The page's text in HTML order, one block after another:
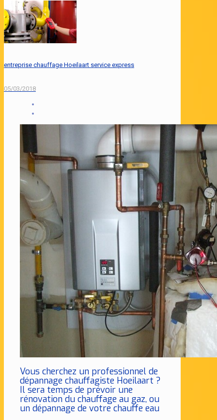
entreprise chauffage Hoeilaart service express
05/03/2018
Vous cherchez un professionnel de
dépannage chauffagiste Hoeilaart ?
Il sera temps de prévoir une
rénovation du chauffage au gaz, ou
un dépannage de votre chauffe eau